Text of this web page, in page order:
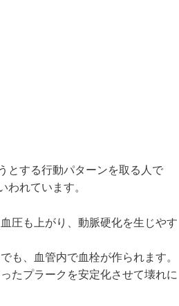
とする行動パターンを取る人で
れています。
圧も上がり、動脈硬化を生じやす
も、血管内で血栓が作られます。
たプラークを安定化させて壊れに